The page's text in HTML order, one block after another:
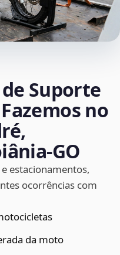
Suporte
no
estacionamentos,
ocorrências com
da moto